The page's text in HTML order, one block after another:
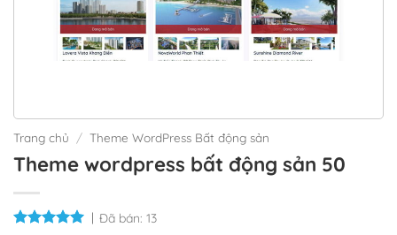
Trang chủ / Theme WordPress Bất động sản
Theme wordpress bất động sản 50
Đã bán: 13